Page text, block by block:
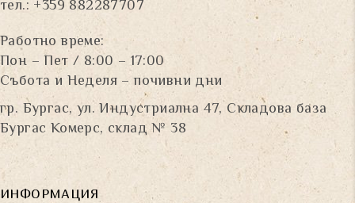
тел.: +359 882287707
Работно време:
Пон – Пет / 8:00 – 17:00
Събота и Неделя – почивни дни
гр. Бургас, ул. Индустриална 47, Складова база
Бургас Комерс, склад № 38
ИНФОРМАЦИЯ